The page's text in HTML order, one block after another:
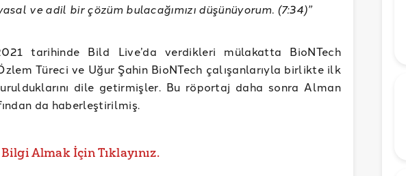
ve adil bir çözüm bulacağımızı düşünüyorum. (7:34)”
tarihinde Bild Live’da verdikleri mülakatta BioNTech
Türeci ve Uğur Şahin BioNTech çalışanlarıyla birlikte ilk
dile getirmişler. Bu röportaj daha sonra Alman
da haberleştirilmiş.
Bilgi Almak İçin Tıklayınız.